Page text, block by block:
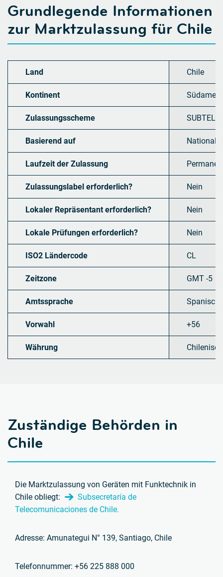
Grundlegende Informationen
zur Marktzulassung für Chile
Land Chile
Kontinent
Zulassungsscheme SUBTEL
Basierend auf National/
Laufzeit der Zulassung
Zulassungslabel erforderlich? Nein
Lokaler Repräsentant erforderlich? Nein
Lokale Prüfungen erforderlich? Nein
ISO2 Ländercode CL
Zeitzone GMT -5
Amtssprache Spanisch
Vorwahl +56
Währung
Zuständige Behörden in
Chile
Die Marktzulassung von Geräten mit Funktechnik in
Chile obliegt:
Subsecretaría de
Telecomunicaciones de Chile.
Adresse: Amunategui N° 139, Santiago, Chile
Telefonnummer: +56 225 888 000